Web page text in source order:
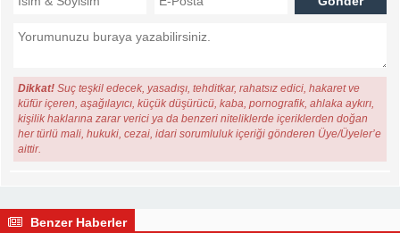
Dikkat! Suç teşkil edecek, yasadışı, tehditkar, rahatsız edici, hakaret ve
küfür içeren, aşağılayıcı, küçük düşürücü, kaba, pornografik, ahlaka aykırı,
kişilik haklarına zarar verici ya da benzeri niteliklerde içeriklerden doğan
her türlü mali, hukuki, cezai, idari sorumluluk içeriği gönderen Üye/Üyeler’e
aittir.
Benzer Haberler